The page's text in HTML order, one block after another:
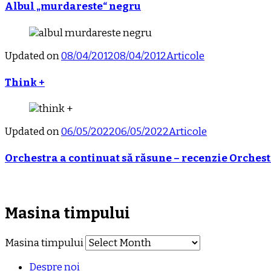
Albul „murdareste“ negru
Updated on08/04/201208/04/2012Articole
Think +
Updated on06/05/202206/05/2022Articole
Orchestra a continuat să răsune – recenzie
Masina timpului
Masina timpului
Despre noi